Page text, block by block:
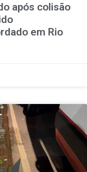
após colisão
em Rio